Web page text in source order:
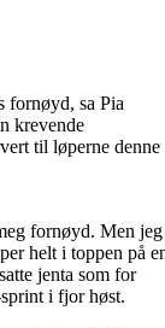
fornøyd, sa Pia
krevende
til løperne denne
fornøyd. Men jeg
helt i toppen på
jenta som for
i fjor høst.